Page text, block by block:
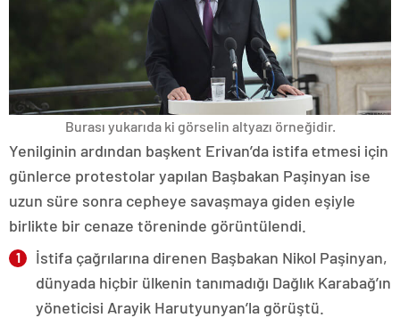
Burası yukarıda ki görselin altyazı örneğidir.
Yenilginin ardından başkent Erivan’da istifa etmesi için
günlerce protestolar yapılan Başbakan Paşinyan ise
uzun süre sonra cepheye savaşmaya giden eşiyle
birlikte bir cenaze töreninde görüntülendi.
İstifa çağrılarına direnen Başbakan Nikol Paşinyan,
dünyada hiçbir ülkenin tanımadığı Dağlık Karabağ’ın
yöneticisi Arayik Harutyunyan’la görüştü.